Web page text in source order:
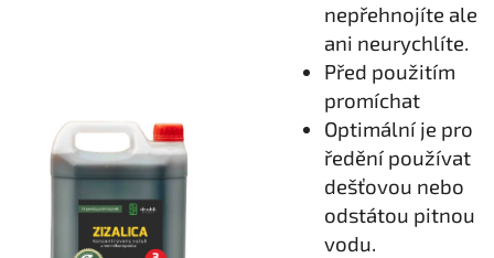
nepřehnojíte ale
ani neurychlíte.
Před použitím
promíchat
Optimální je pro
ředění používat
dešťovou nebo
odstátou pitnou
vodu.